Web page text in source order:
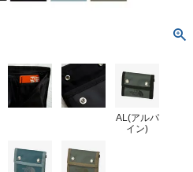
AL(アルパ
イン)